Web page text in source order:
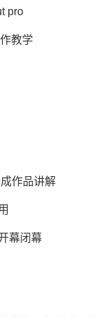
pro
教学
作品讲解
幕闭幕